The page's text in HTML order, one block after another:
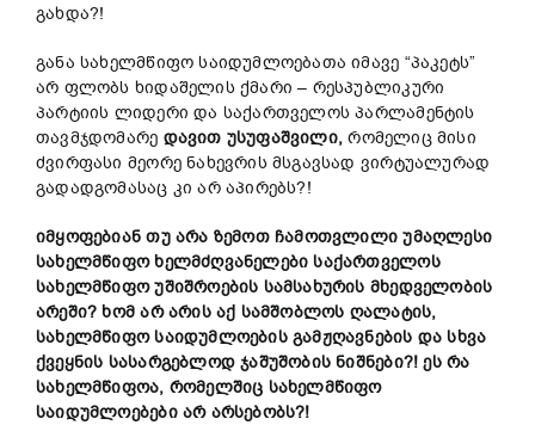
გახდა?!
განა სახელმწიფო საიდუმლოებათა იმავე “პაკეტს”
არ ფლობს ხიდაშელის ქმარი – რესპუბლიკური
პარტიის ლიდერი და საქართველოს პარლამენტის
თავმჯდომარე დავით უსუფაშვილი, რომელიც მისი
ძვირფასი მეორე ნახევრის მსგავსად ვირტუალურად
გადადგომასაც კი არ აპირებს?!
იმყოფებიან თუ არა ზემოთ ჩამოთვლილი უმაღლესი
სახელმწიფო ხელმძღვანელები საქართველოს
სახელმწიფო უშიშროების სამსახურის მხედველობის
არეში? ხომ არ არის აქ სამშობლოს ღალატის,
სახელმწიფო საიდუმლოების გამჟღავნების და სხვა
ქვეყნის სასარგებლოდ ჯაშუშობის ნიშნები?! ეს რა
სახელმწიფოა, რომელშიც სახელმწიფო
საიდუმლოებები არ არსებობს?!